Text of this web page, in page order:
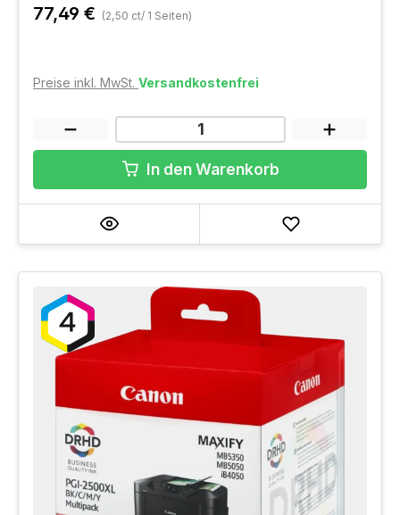
77,49 € (2,50 ct/ 1 Seiten)
Preise inkl. MwSt. Versandkostenfrei
In den Warenkorb